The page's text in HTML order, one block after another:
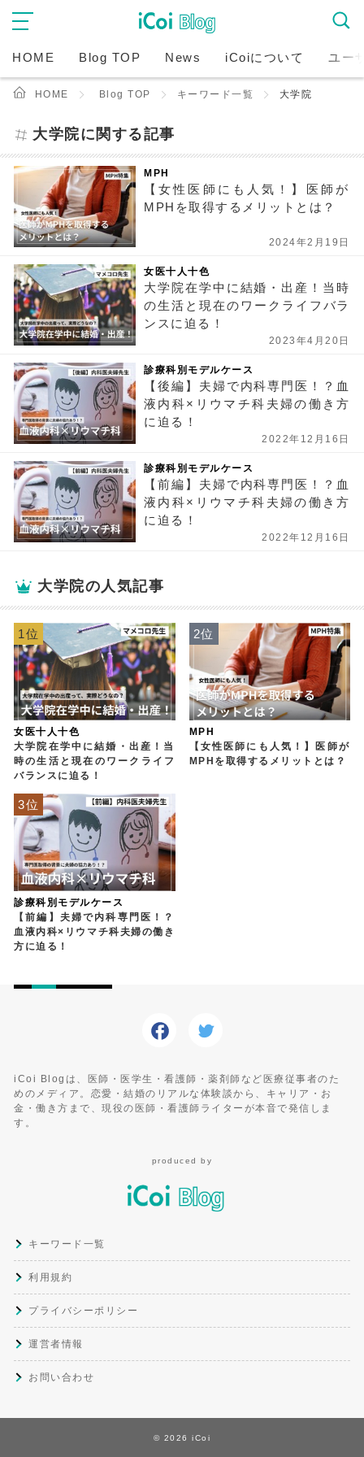
HOME Blog TOP News iCoiについて ユー
HOME Blog TOP キーワード一覧 大学院
大学院に関する記事
MPH
【女性医師にも人気！】医師が
MPHを取得するメリットとは？
2024年2月19日
女医十人十色
大学院在学中に結婚・出産！当時
の生活と現在のワークライフバラ
ンスに迫る！
2023年4月20日
診療科別モデルケース
【後編】夫婦で内科専門医！？血
液内科×リウマチ科夫婦の働き方
に迫る！
2022年12月16日
診療科別モデルケース
【前編】夫婦で内科専門医！？血
液内科×リウマチ科夫婦の働き方
に迫る！
2022年12月16日
大学院の人気記事
女医十人十色
大学院在学中に結婚・出産！当
時の生活と現在のワークライフ
バランスに迫る！
1位
MPH
【女性医師にも人気！】医師が
MPHを取得するメリットとは？
2位
診療科別モデルケース
【前編】夫婦で内科専門医！？
血液内科×リウマチ科夫婦の働き
方に迫る！
3位
iCoi Blogは、医師・医学生・看護師・薬剤師など医療従事者のた
めのメディア。恋愛・結婚のリアルな体験談から、キャリア・お
金・働き方まで、現役の医師・看護師ライターが本音で発信しま
す。
produced by
キーワード一覧
利用規約
プライバシーポリシー
運営者情報
お問い合わせ
© 2026 iCoi